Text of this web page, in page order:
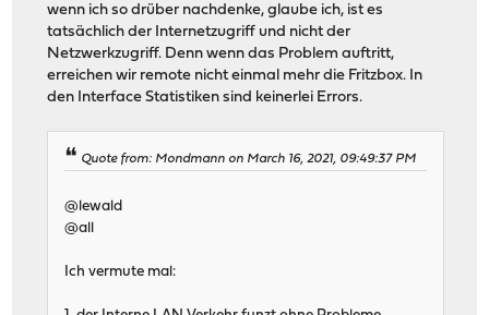
wenn ich so drüber nachdenke, glaube ich, ist es
tatsächlich der Internetzugriff und nicht der
Netzwerkzugriff. Denn wenn das Problem auftritt,
erreichen wir remote nicht einmal mehr die Fritzbox. In
den Interface Statistiken sind keinerlei Errors.
Quote from: Mondmann on March 16, 2021, 09:49:37 PM
@lewald
@all
Ich vermute mal: